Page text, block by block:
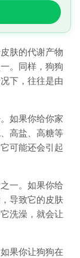
肤的代谢产物
。同样，狗狗
下，往往是由
如果你给你家
高盐、高糖等
可能还会引起
一。如果你给
导致它的皮肤
洗澡，就会让
果你让狗狗在